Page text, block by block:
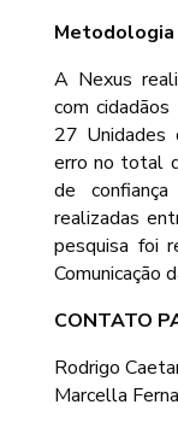
Metodologia
A Nexus
com
27 Unidades
erro no total
de
realizadas
pesquisa foi
Comunicação
CONTATO
Rodrigo
Marcella